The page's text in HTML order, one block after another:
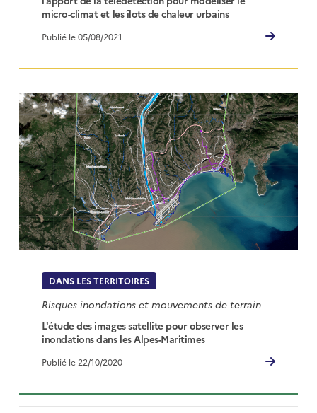
micro-climat et les îlots de chaleur urbains
Publié le 05/08/2021
DANS LES TERRITOIRES
Risques inondations et mouvements de terrain
L'étude des images satellite pour observer les
inondations dans les Alpes-Maritimes
Publié le 22/10/2020